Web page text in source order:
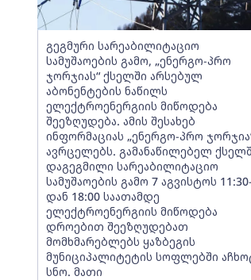
გეგმური სარეაბილიტაციო
სამუშაოების გამო, „ენერგო-პრო
ჯორჯიას“ ქსელში არსებულ
აბონენტების ნაწილს
ელექტროენერგიის მიწოდება
შეეზღუდება. ამის შესახებ
ინფორმაციას „ენერგო-პრო
ავრცელებს. გამანაწილებელ
დაგეგმილი სარეაბილიტაციო
სამუშაოების გამო 7 აგვისტოს 11:30-
დან 18:00 საათამდე
ელექტროენერგიის მიწოდება
დროებით შეეზღუდებათ
მომხმარებლებს ყაზბეგის
მუნიციპალიტეტის სოფლებში
სნო. მათი